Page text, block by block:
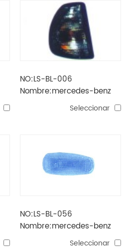
NO:LS-BL-006
Nombre:mercedes-benz
w123 '76 -'84 lámpara de
Seleccionar
NO:LS-BL-056
Nombre:mercedes-benz
w202 '94 -'00 lámpara
Seleccionar